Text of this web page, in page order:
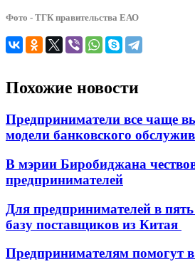
Фото - ТГК правительства ЕАО
Похожие новости
Предприниматели все чаще
модели банковского
В мэрии Биробиджана
предпринимателей
Для предпринимателей в
базу поставщиков из Китая
Предпринимателям помогут